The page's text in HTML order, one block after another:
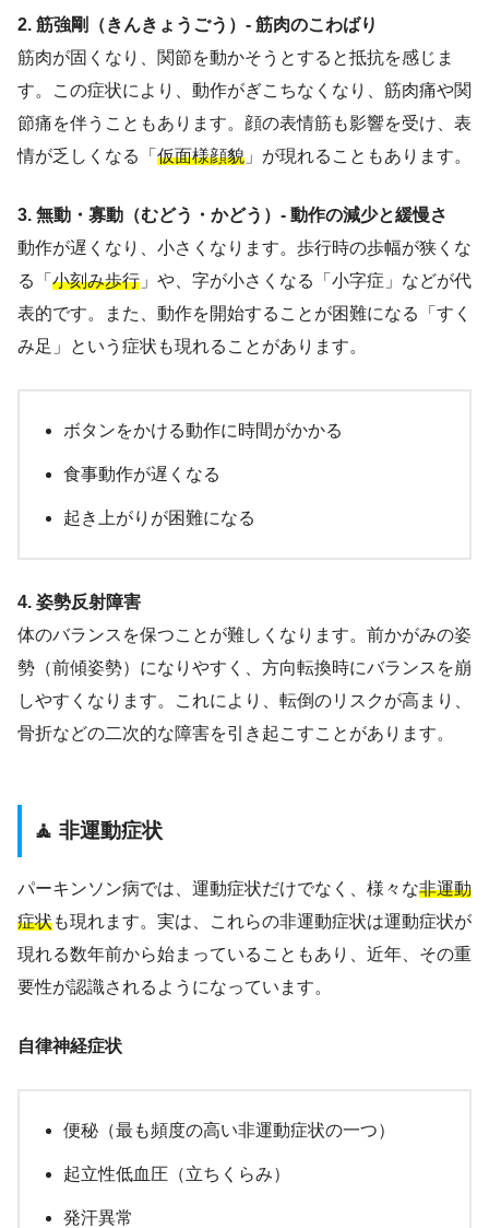
2. 筋強剛（きんきょうごう）- 筋肉のこわばり
筋肉が固くなり、関節を動かそうとすると抵抗を感じま
す。この症状により、動作がぎこちなくなり、筋肉痛や関
節痛を伴うこともあります。顔の表情筋も影響を受け、表
情が乏しくなる「 仮面様顔貌 」が現れることもあります。
3. 無動・寡動（むどう・かどう）- 動作の減少と緩慢さ
動作が遅くなり、小さくなります。歩行時の歩幅が狭くな
る「 小刻み歩行 」や、字が小さくなる「小字症」などが代
表的です。また、動作を開始することが困難になる「すく
み足」という症状も現れることがあります。
ボタンをかける動作に時間がかかる
食事動作が遅くなる
起き上がりが困難になる
4. 姿勢反射障害
体のバランスを保つことが難しくなります。前かがみの姿
勢（前傾姿勢）になりやすく、方向転換時にバランスを崩
しやすくなります。これにより、転倒のリスクが高まり、
骨折などの二次的な障害を引き起こすことがあります。
🧘 非運動症状
パーキンソン病では、運動症状だけでなく、様々な非運動
症状も現れます。実は、これらの非運動症状は運動症状が
現れる数年前から始まっていることもあり、近年、その重
要性が認識されるようになっています。
自律神経症状
便秘（最も頻度の高い非運動症状の一つ）
起立性低血圧（立ちくらみ）
発汗異常